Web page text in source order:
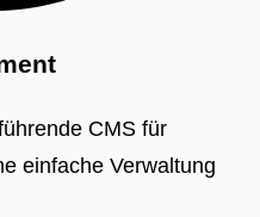
CMS für
einfache Verwaltung